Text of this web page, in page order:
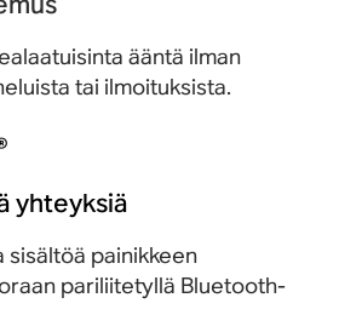
ääntä ilman
tai ilmoituksista.
yhteyksiä
sisältöä painikkeen
pariliitetyllä Bluetooth-